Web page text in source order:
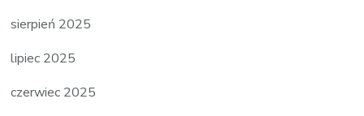
sierpień 2025
lipiec 2025
czerwiec 2025